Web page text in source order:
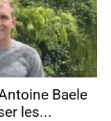
Baele
les...